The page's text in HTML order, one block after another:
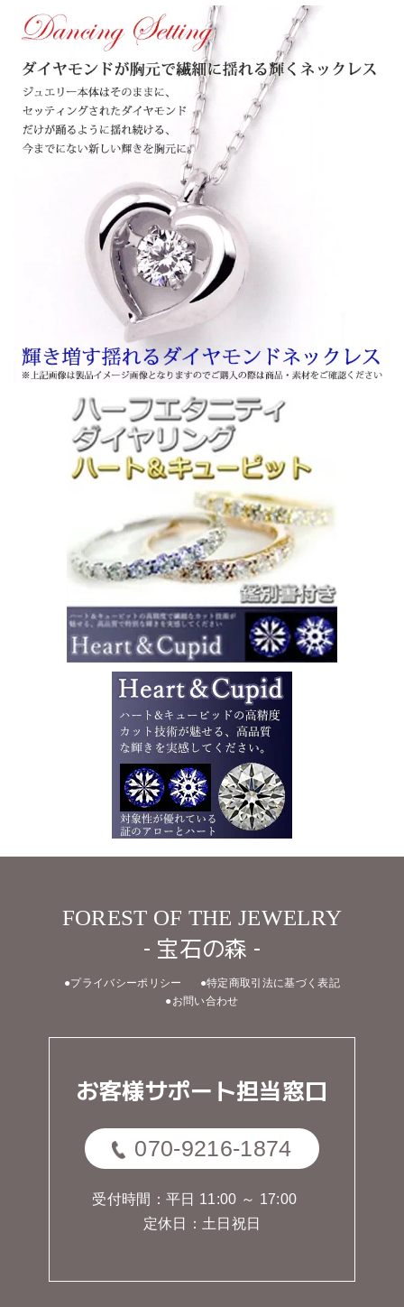
FOREST OF THE JEWELRY
- 宝石の森 -
●プライバシーポリシー
●特定商取引法に基づく表記
●お問い合わせ
お客様サポート担当窓口
070-9216-1874
受付時間：平日 11:00 ～ 17:00
定休日：土日祝日